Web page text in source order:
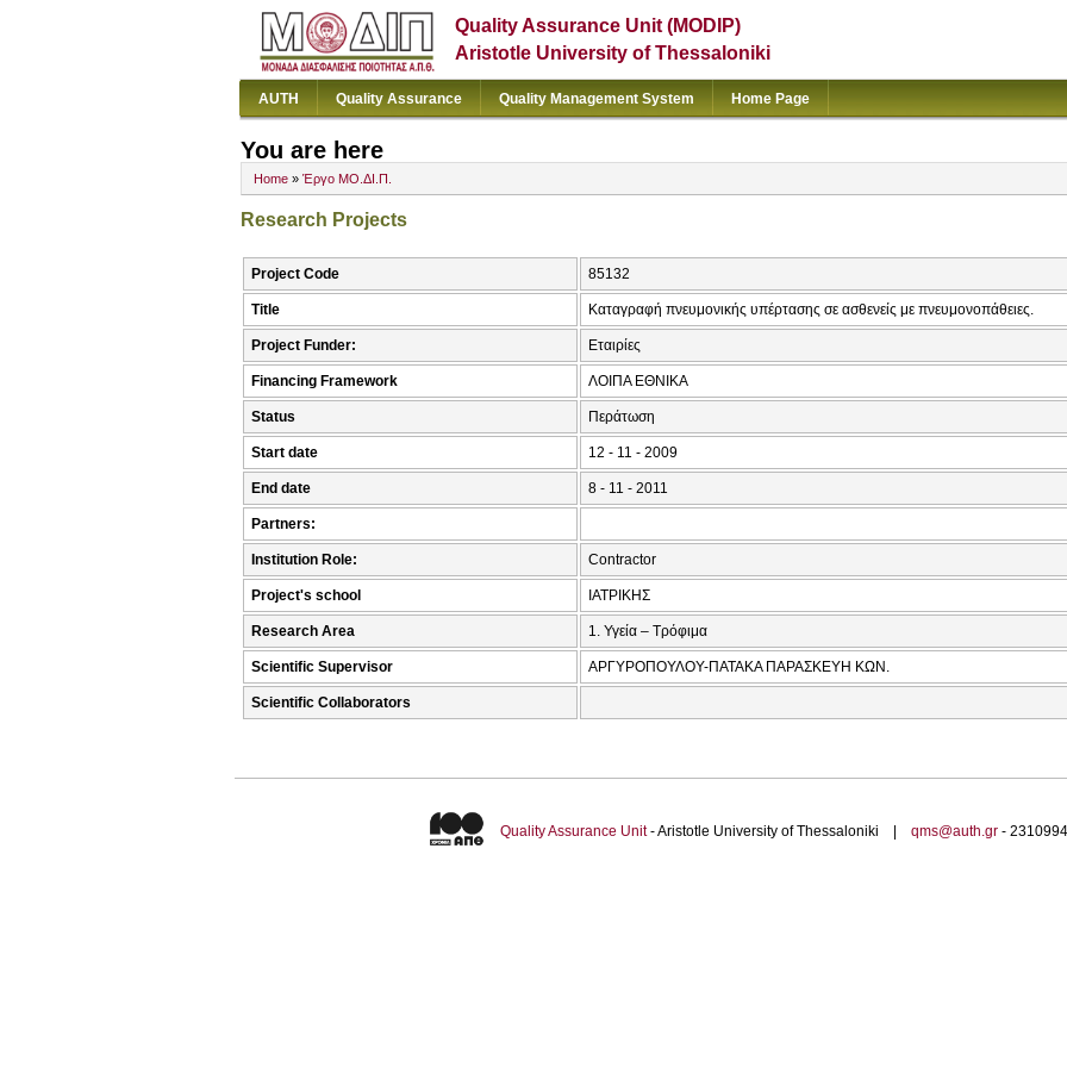
Quality Assurance Unit (MODIP)
Aristotle University of Thessaloniki
AUTH Quality Assurance Quality Management System Home Page
You are here
Home » Έργο ΜΟ.ΔΙ.Π.
Research Projects
Project Code 85132
Title Καταγραφή πνευμονικής υπέρτασης σε ασθενείς με πνευμονοπάθειες.
Project Funder: Εταιρίες
Financing Framework ΛΟΙΠΑ ΕΘΝΙΚΑ
Status Περάτωση
Start date 12 - 11 - 2009
End date 8 - 11 - 2011
Partners:
Institution Role: Contractor
Project's school ΙΑΤΡΙΚΗΣ
Research Area 1. Υγεία – Τρόφιμα
Scientific Supervisor ΑΡΓΥΡΟΠΟΥΛΟΥ-ΠΑΤΑΚΑ ΠΑΡΑΣΚΕΥΗ ΚΩΝ.
Scientific Collaborators
Quality Assurance Unit- Aristotle University of Thessaloniki | qms@auth.gr-